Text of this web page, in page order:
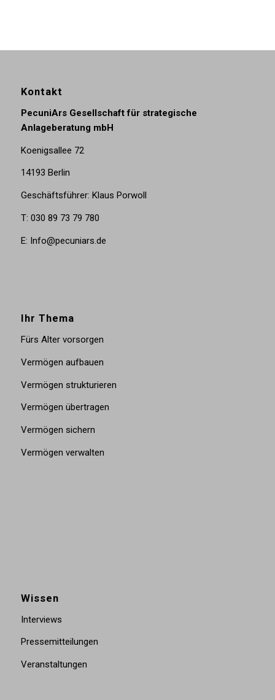
Kontakt
PecuniArs Gesellschaft für strategische
Anlageberatung mbH
Koenigsallee 72
14193 Berlin
Geschäftsführer: Klaus Porwoll
T: 030 89 73 79 780
E: Info@pecuniars.de
Ihr Thema
Fürs Alter vorsorgen
Vermögen aufbauen
Vermögen strukturieren
Vermögen übertragen
Vermögen sichern
Vermögen verwalten
Wissen
Interviews
Pressemitteilungen
Veranstaltungen